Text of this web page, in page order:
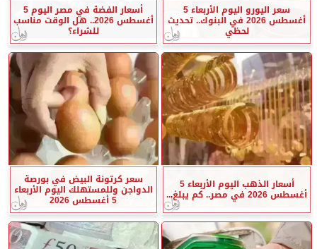
سعر اليورو اليوم الأربعاء 5
أغسطس 2026 في البنوك.. تحديث
لحظي
أسعار الفضة في مصر اليوم 5
أغسطس 2026.. هل الوقت مناسب
للشراء؟
أسعار الذهب اليوم الأربعاء 5
أغسطس 2026 في مصر.. كم يبلغ...
سعر كرتونة البيض في بورصة
الدواجن وللمستهلك اليوم الأربعاء
5 أغسطس 2026